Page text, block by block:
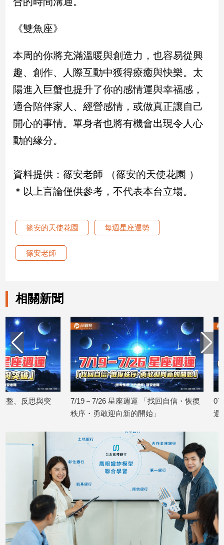
專
【我
觀
點】
《雙魚座》
本周的你將充滿溫暖與創造力，也容易從興
趣、創作、人際互動中獲得療癒與快樂。太
陽進入巨蟹也提升了你的感情運與幸福感，
適合陪伴家人、經營感情，或做真正讓自己
開心的事情。單身者也將有機會出現令人心
動的緣分。
資料提供：篠安老師 （篠安的天使花園 ）
＊以上言論僅供參考，不代表本台立場。
篠安的天使花園 每週星座運勢
篠安老師
相關新聞
7/19－7/26 星座週運 「找回自信・恢復
秩序・勇敢迎向新的開始」
07/12－07/18 星座週
週」